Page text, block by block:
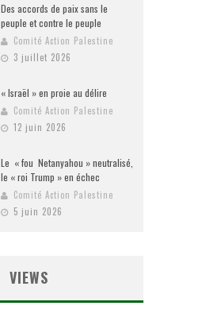
Des accords de paix sans le
peuple et contre le peuple
Comité Action Palestine
3 juillet 2026
« Israël » en proie au délire
Comité Action Palestine
12 juin 2026
Le « fou Netanyahou » neutralisé,
le « roi Trump » en échec
Comité Action Palestine
5 juin 2026
VIEWS